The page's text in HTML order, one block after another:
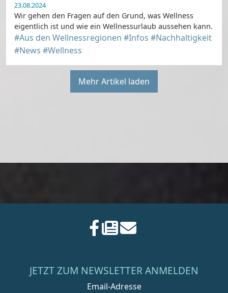
23.08.2024
Wir gehen den Fragen auf den Grund, was Wellness
eigentlich ist und wie ein Wellnessurlaub aussehen kann.
#Aus den Wellnessregionen #Infos #Nachhaltigkeit
#News #Wellness
Mehr Artikel laden
JETZT ZUM NEWSLETTER ANMELDEN
Email-Adresse